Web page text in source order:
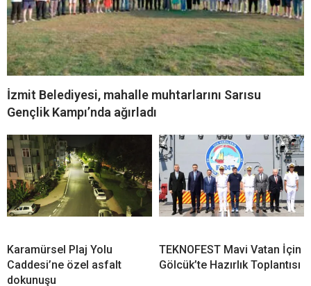
İzmit Belediyesi, mahalle muhtarlarını Sarısu
Gençlik Kampı’nda ağırladı
Karamürsel Plaj Yolu
Caddesi’ne özel asfalt
dokunuşu
TEKNOFEST Mavi Vatan İçin
Gölcük’te Hazırlık Toplantısı